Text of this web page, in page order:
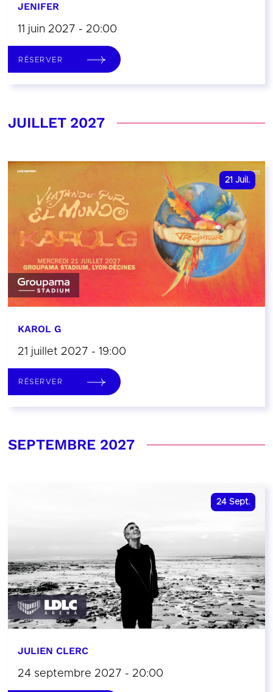
JENIFER
11 juin 2027 - 20:00
RÉSERVER
JUILLET 2027
21 Juil.
KAROL G
21 juillet 2027 - 19:00
RÉSERVER
SEPTEMBRE 2027
24 Sept.
JULIEN CLERC
24 septembre 2027 - 20:00